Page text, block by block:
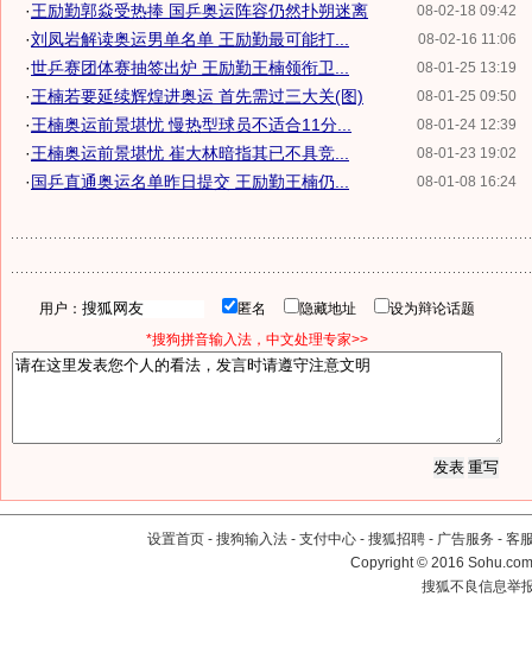
08-02-18 09:42
·王励勤郭焱受热捧 国乒奥运阵容仍然扑朔迷离
08-02-16 11:06
·刘凤岩解读奥运男单名单 王励勤最可能打...
08-01-25 13:19
·世乒赛团体赛抽签出炉 王励勤王楠领衔卫...
08-01-25 09:50
·王楠若要延续辉煌进奥运 首先需过三大关(图)
08-01-24 12:39
·王楠奥运前景堪忧 慢热型球员不适合11分...
08-01-23 19:02
·王楠奥运前景堪忧 崔大林暗指其已不具竞...
08-01-08 16:24
·国乒直通奥运名单昨日提交 王励勤王楠仍...
用户： 匿名 隐藏地址
设为辩论话题
*搜狗拼音输入法，中文处理专家>>
设置首页 - 搜狗输入法 - 支付中心 - 搜狐招聘 - 广告服务 - 客
Copyright©2016
搜狐不良信息举